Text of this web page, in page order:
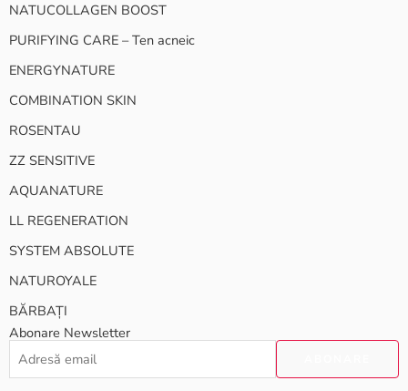
NATUCOLLAGEN BOOST
PURIFYING CARE – Ten acneic
ENERGYNATURE
COMBINATION SKIN
ROSENTAU
ZZ SENSITIVE
AQUANATURE
LL REGENERATION
SYSTEM ABSOLUTE
NATUROYALE
BĂRBAȚI
Abonare Newsletter